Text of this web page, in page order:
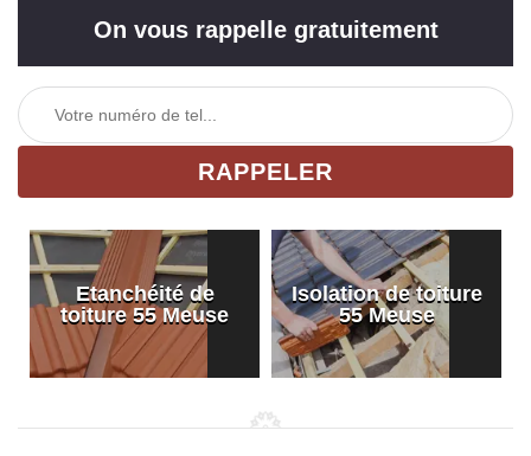
On vous rappelle gratuitement
Etanchéité de
toiture 55 Meuse
Isolation de toiture
55 Meuse